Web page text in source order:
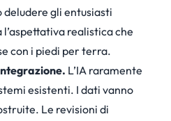
deludere gli entusiasti
realistica che
con i piedi per terra.
L’IA raramente
esistenti. I dati vanno
Le revisioni di